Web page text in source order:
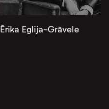
Ērika Eglija-Grāvele